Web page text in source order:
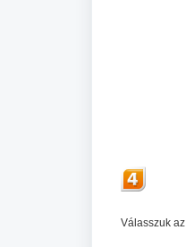
Válasszuk az